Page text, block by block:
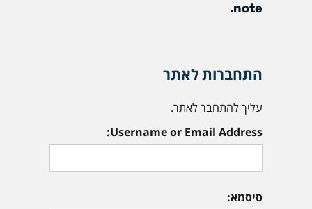
note.
התחברות לאתר
עליך להתחבר לאתר.
Username or Email Address:
סיסמא: